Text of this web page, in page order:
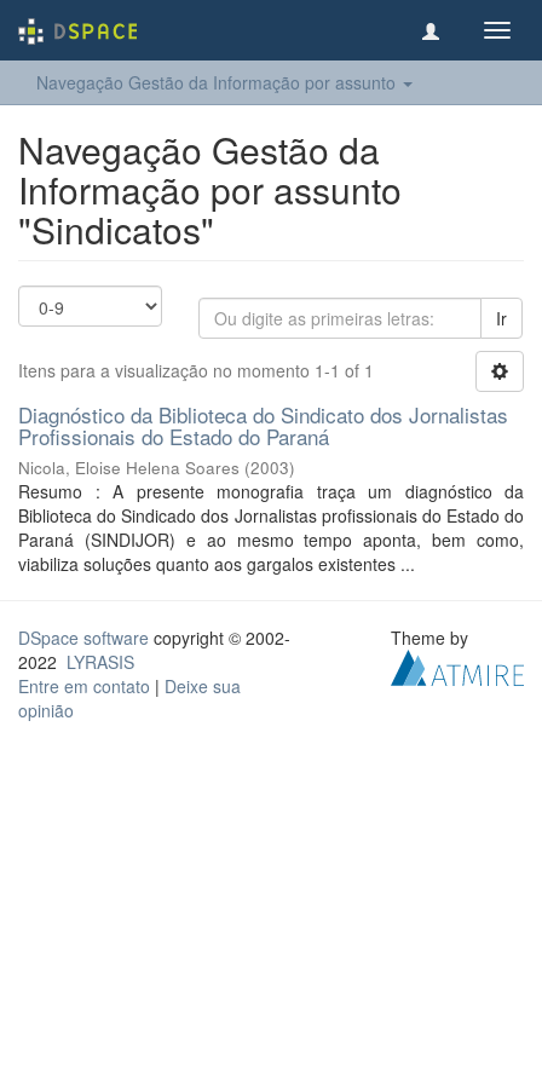
Navegação Gestão da Informação por assunto
Navegação Gestão da
Informação por assunto
"Sindicatos"
Ir
Itens para a visualização no momento 1-1 of 1
Diagnóstico da Biblioteca do Sindicato dos Jornalistas
Profissionais do Estado do Paraná
Nicola, Eloise Helena Soares (2003)
Resumo : A presente monografia traça um diagnóstico da
Biblioteca do Sindicado dos Jornalistas profissionais do Estado do
Paraná (SINDIJOR) e ao mesmo tempo aponta, bem como,
viabiliza soluções quanto aos gargalos existentes ...
DSpace software copyright © 2002-
2022 LYRASIS
Entre em contato | Deixe sua
opinião
Theme by